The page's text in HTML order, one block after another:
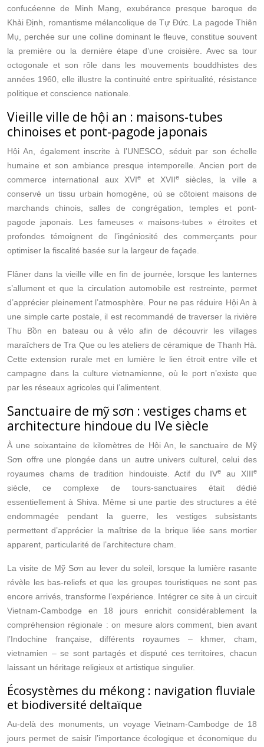
confucéenne de Minh Mạng, exubérance presque baroque de
Khải Định, romantisme mélancolique de Tự Đức. La pagode Thiên
Mụ, perchée sur une colline dominant le fleuve, constitue souvent
la première ou la dernière étape d’une croisière. Avec sa tour
octogonale et son rôle dans les mouvements bouddhistes des
années 1960, elle illustre la continuité entre spiritualité, résistance
politique et conscience nationale.
Vieille ville de hội an : maisons-tubes
chinoises et pont-pagode japonais
Hội An, également inscrite à l’UNESCO, séduit par son échelle
humaine et son ambiance presque intemporelle. Ancien port de
commerce international aux XVIe et XVIIe
siècles, la ville a
conservé un tissu urbain homogène, où se côtoient maisons de
marchands chinois, salles de congrégation, temples et pont-
pagode japonais. Les fameuses « maisons-tubes » étroites et
profondes témoignent de l’ingéniosité des commerçants pour
optimiser la fiscalité basée sur la largeur de façade.
Flâner dans la vieille ville en fin de journée, lorsque les lanternes
s’allument et que la circulation automobile est restreinte, permet
d’apprécier pleinement l’atmosphère. Pour ne pas réduire Hội An à
une simple carte postale, il est recommandé de traverser la rivière
Thu Bồn en bateau ou à vélo afin de découvrir les villages
maraîchers de Tra Que ou les ateliers de céramique de Thanh Hà.
Cette extension rurale met en lumière le lien étroit entre ville et
campagne dans la culture vietnamienne, où le port n’existe que
par les réseaux agricoles qui l’alimentent.
Sanctuaire de mỹ sơn : vestiges chams et
architecture hindoue du IVe siècle
À une soixantaine de kilomètres de Hội An, le sanctuaire de Mỹ
Sơn offre une plongée dans un autre univers culturel, celui des
royaumes chams de tradition hindouiste. Actif du IVe au XIIIe
siècle, ce complexe de tours-sanctuaires était dédié
essentiellement à Shiva. Même si une partie des structures a été
endommagée pendant la guerre, les vestiges subsistants
permettent d’apprécier la maîtrise de la brique liée sans mortier
apparent, particularité de l’architecture cham.
La visite de Mỹ Sơn au lever du soleil, lorsque la lumière rasante
révèle les bas-reliefs et que les groupes touristiques ne sont pas
encore arrivés, transforme l’expérience. Intégrer ce site à un circuit
Vietnam-Cambodge en 18 jours enrichit considérablement la
compréhension régionale : on mesure alors comment, bien avant
l’Indochine française, différents royaumes – khmer, cham,
vietnamien – se sont partagés et disputé ces territoires, chacun
laissant un héritage religieux et artistique singulier.
Écosystèmes du mékong : navigation fluviale
et biodiversité deltaïque
Au-delà des monuments, un voyage Vietnam-Cambodge de 18
jours permet de saisir l’importance écologique et économique du